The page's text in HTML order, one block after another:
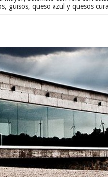
guisos, queso azul y quesos